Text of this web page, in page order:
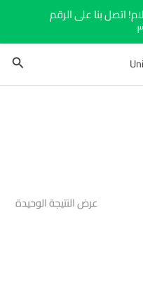
عرض النتيجة الوحيدة
اتصل بنا على الرقم